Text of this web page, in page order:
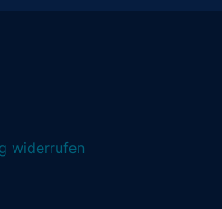
widerrufen